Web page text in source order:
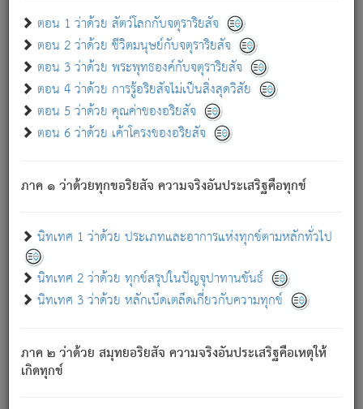
ตอน 1 ว่าด้วย สัตว์โลกกับจตุราริยสัจ
ตอน 2 ว่าด้วย ชีวิตมนุษย์กับจตุราริยสัจ
ตอน 3 ว่าด้วย พระพุทธองค์กับจตุราริยสัจ
ตอน 4 ว่าด้วย การรู้อริยสัจไม่เป็นสิ่งสุดวิสัย
ตอน 5 ว่าด้วย คุณค่าของอริยสัจ
ตอน 6 ว่าด้วย เค้าโครงของอริยสัจ
ภาค ๑ ว่าด้วยทุกขอริยสัจ ความจริงอันประเสริฐคือทุกข์
นิทเทศ 1 ว่าด้วย ประเภทและอาการแห่งทุกข์ตามหลักทั่วไป
นิทเทศ 2 ว่าด้วย ทุกข์สรุปในปัญจุปาทานขันธ์
นิทเทศ 3 ว่าด้วย หลักเบ็ดเตล็ดเกี่ยวกับความทุกข์
ภาค ๒ ว่าด้วย สมุทยอริยสัจ ความจริงอันประเสริฐคือเหตุให้
เกิดทุกข์
เขาเพลิดเพลินยิ่งนักในสิ่งใด สิ่งนั้นเป็นภัย (ที่เขาไม่รู้จัก)
เขากลัวต่อสิ่งใดสิ่งนั้นเป็นทุกข์
พรหมจรรย์นี้ อันบุคคลย่อมประพฤติ ก็เพื่อการละขาดซึ่ง
ภพ.
สมณะหรือพราหมณ์เหล่าใด กล่าวความหลุดพ้นจากภพว่า
มีได้เพราะภพ เรากล่าวว่า สมณะหรือพราหมณ์ทั้งปวงนั้น
มิใช่ผู้หลดพ้นจากภพ.
ภพ ว่ามีได้เพราะวิภพ[2]: เรากล่าวว่า สมณะหรือพราหมณ์ทั้ง
ปวงนั้น ก็ยังสลัดภพออกไปไม่ได้.
ก็ทุกข์นี้มีขึ้น เพราะอาศัยซึ่งอุปธิทั้งปวง.
เพราะความสิ้นไปแห่งอุปาทานทั้งปวง ความเกิดขึ้นแห่ง
ทุกข์จึงไม่มี.
ท่านจงดูโลกนี้เถิด (จะเห็นว่า) สัตว์ทั้งหลายอันอวิชาหนา
แน่นบังหนาแล้ว; และว่า สัตว์ผู้ยินดีในภพอันเป็นแล้วนั้น ย่อม
อันเป็นไปในที่หรือเวลาทั้งปวง[3]เพื่อความมีแห่งประโยชน์โดย
ประการทั้งปวง; ภพทั้งหลายทั้งหมดนั้น ไม่เที่ยง เป็นทุกข์ มี
ความแปรปรวนเป็นธรรมดา.